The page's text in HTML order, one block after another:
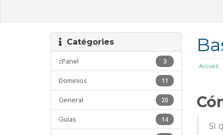
Accueil
Catégories
3
cPanel
11
Dominios
20
General
14
Guias
Si